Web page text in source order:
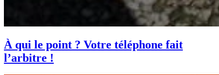
À qui le point ? Votre téléphone fait
l’arbitre !